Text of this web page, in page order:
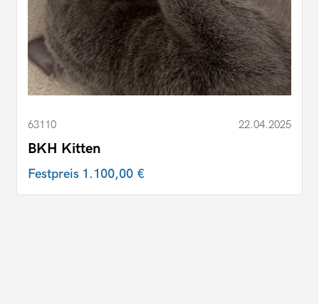
63110 22.04.2025
BKH Kitten
Festpreis 1.100,00 €